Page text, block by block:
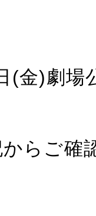
(金)劇場
らご確